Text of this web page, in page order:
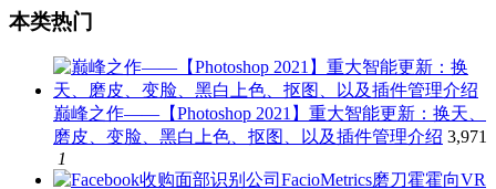
本类热门
巅峰之作——【Photoshop 2021】重大智能更新：换天、
磨皮、变脸、黑白上色、抠图、以及插件管理介绍 3,971
1